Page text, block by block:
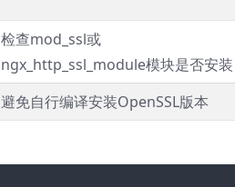
检查mod_ssl或
ngx_http_ssl_module模块是否安装
避免自行编译安装OpenSSL版本